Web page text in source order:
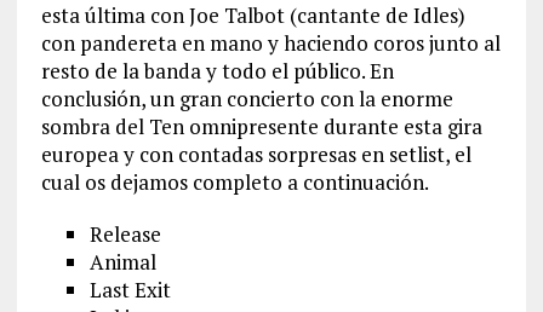
esta última con Joe Talbot (cantante de Idles)
con pandereta en mano y haciendo coros junto al
resto de la banda y todo el público. En
conclusión, un gran concierto con la enorme
sombra del Ten omnipresente durante esta gira
europea y con contadas sorpresas en setlist, el
cual os dejamos completo a continuación.
Release
Animal
Last Exit